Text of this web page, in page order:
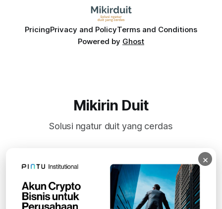
PricingPrivacy and PolicyTerms and Conditions
Powered by Ghost
Mikirin Duit
Solusi ngatur duit yang cerdas
Subscribe
×